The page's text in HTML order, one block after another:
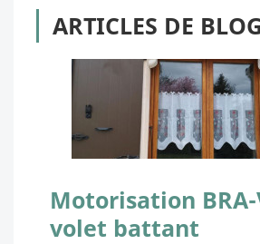
ARTICLES DE BLOG
Motorisation
volet battant